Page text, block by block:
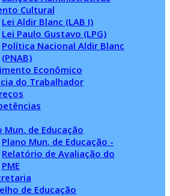
Cultural
Lei Aldir Blanc (LAB I)
Lei Paulo Gustavo (LPG)
Política Nacional Aldir Blanc
(PNAB)
Econômico
do Trabalhador
Mun. de Educação
Plano Mun. de Educação -
Relatório de Avaliação do
PME
de Educação